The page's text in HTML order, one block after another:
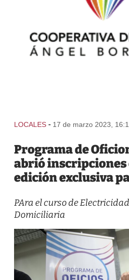
LOCALES - 17 de marzo 2023,
Programa de
abrió inscripciones
edición exclusiva
PAra el curso de
Domiciliaria